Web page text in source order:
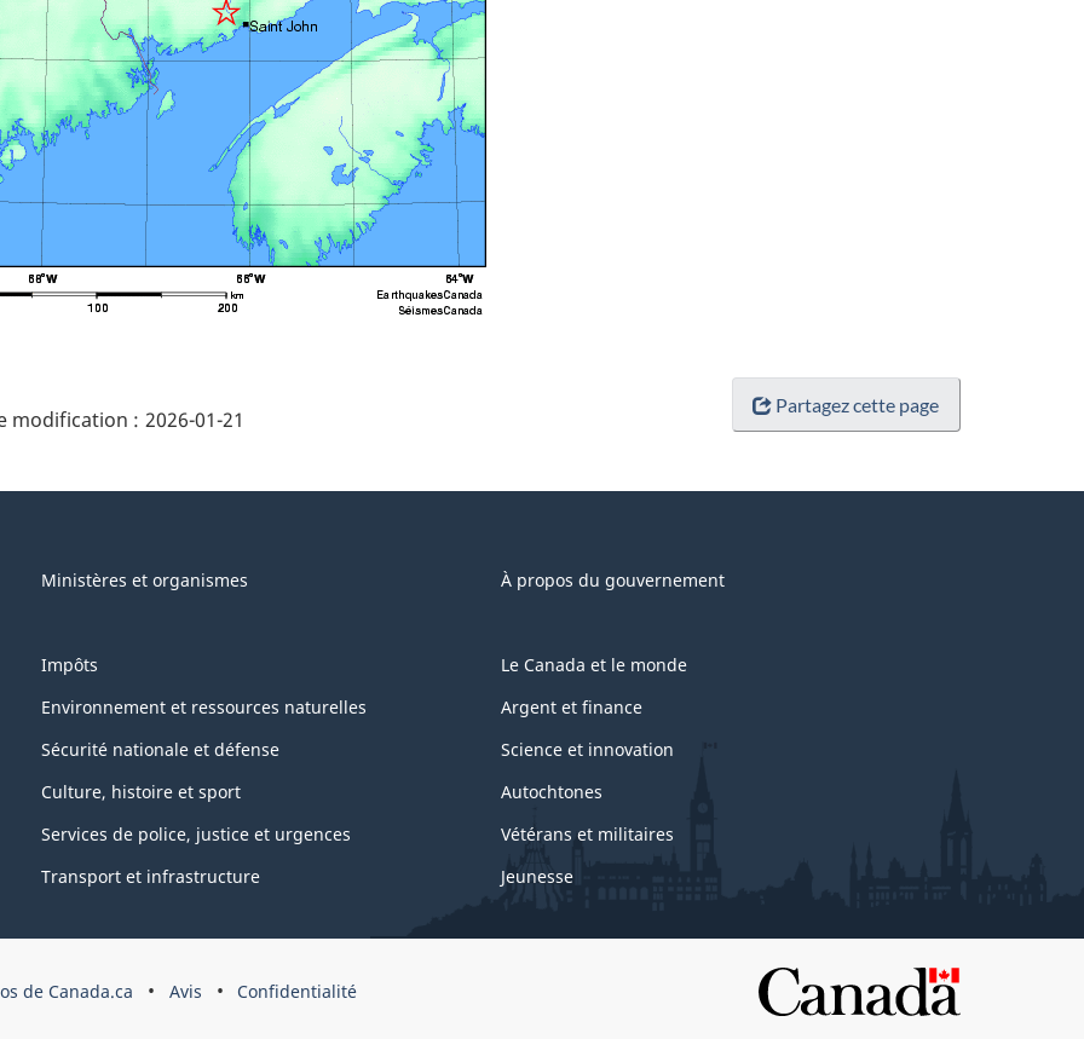
Partagez cette page
modification : 2026-01-21
Ministères et organismes À propos du gouvernement
Impôts
Environnement et ressources naturelles
Sécurité nationale et défense
Culture, histoire et sport
Services de police, justice et urgences
Transport et infrastructure
Le Canada et le monde
Argent et finance
Science et innovation
Autochtones
Vétérans et militaires
Jeunesse
de Canada.ca Avis Confidentialité